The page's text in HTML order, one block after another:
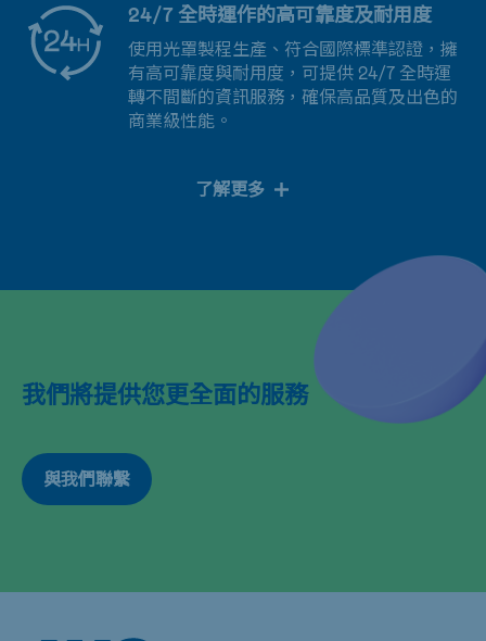
24/7 全時運作的高可靠度及耐用度
使用光罩製程生產、符合國際標準認證，擁
有高可靠度與耐用度，可提供 24/7 全時運
轉不間斷的資訊服務，確保高品質及出色的
商業級性能。
了解更多
我們將提供您更全面的服務
與我們聯繫